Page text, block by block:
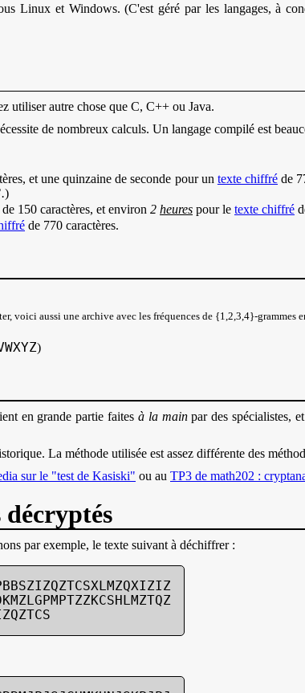
Linux et Windows. (C'est géré par les langages, à
utiliser autre chose que C, C++ ou Java.
de nombreux calculs. Un langage compilé est
et une quinzaine de seconde pour un texte chiffré de
.)
de 150 caractères, et environ 2 heures pour le texte chiffré
de 770 caractères.
voici aussi une archive avec les fréquences de {1,2,3,4}-grammes
)
en grande partie faites à la mainpar des spécialistes,
La méthode utilisée est assez différente des
sur le "test de Kasiski" ou au TP3 de math202 :
décryptés
par exemple, le texte suivant à déchiffrer :